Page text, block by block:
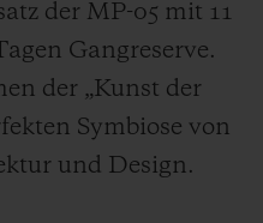
der MP-05 mit 11
Gangreserve.
der „Kunst der
Symbiose von
und Design.